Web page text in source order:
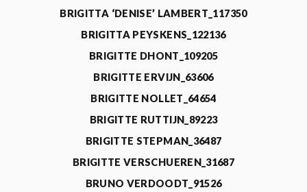
BRIGITTA ‘DENISE’ LAMBERT_117350
BRIGITTA PEYSKENS_122136
BRIGITTE DHONT_109205
BRIGITTE ERVIJN_63606
BRIGITTE NOLLET_64654
BRIGITTE RUTTIJN_89223
BRIGITTE STEPMAN_36487
BRIGITTE VERSCHUEREN_31687
BRUNO VERDOODT_91526